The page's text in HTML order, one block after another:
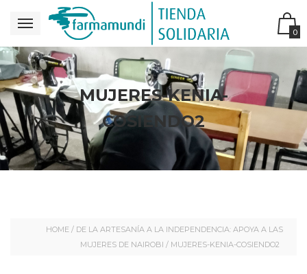
0
MUJERES-KENIA-
COSIENDO2
HOME / DE LA ARTESANÍA A LA INDEPENDENCIA: APOYA A LAS
MUJERES DE NAIROBI / MUJERES-KENIA-COSIENDO2